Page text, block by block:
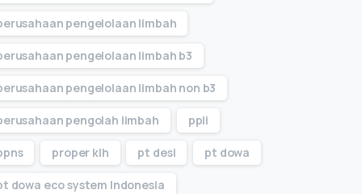
pengelolaan limbah
pengelolaan limbah b3
pengelolaan limbah non b3
pengolah limbah ppli
proper klh pt desi pt dowa
dowa eco system Indonesia